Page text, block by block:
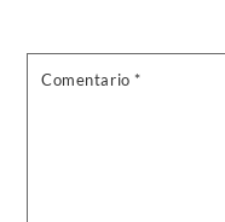
Comentario *